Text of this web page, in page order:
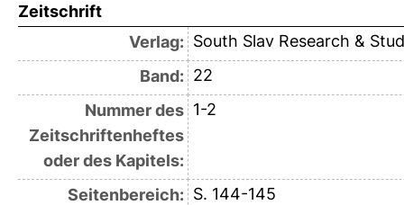
Zeitschrift
Verlag: South Slav Research &
Band: 22
Nummer des
Zeitschriftenheftes
oder des Kapitels:
1-2
Seitenbereich: S. 144-145